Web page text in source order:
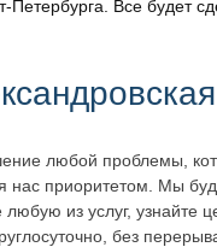
Петербурга. Все будет
любой проблемы,
нас приоритетом. Мы
любую из услуг, узнайте
без